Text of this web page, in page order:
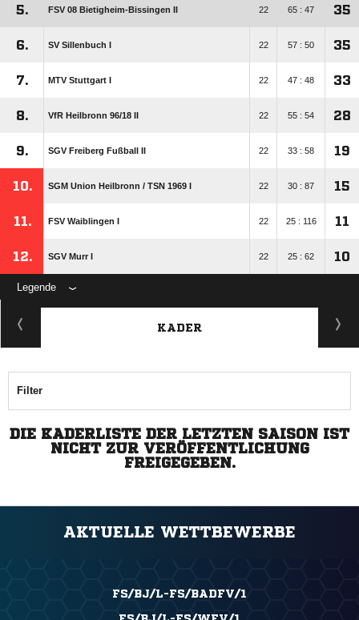
5. FSV 08 Bietigheim-Bissingen II 22 65 : 47 35
6. SV Sillenbuch I 22 57 : 50 35
7. MTV Stuttgart I 22 47 : 48 33
8. VfR Heilbronn 96/​18 II 22 55 : 54 28
9. SGV Freiberg Fußball II 22 33 : 58 19
10. SGM Union Heilbronn /​ TSN 1969 I 22 30 : 87 15
11. FSV Waiblingen I 22 25 : 116 11
12. SGV Murr I 22 25 : 62 10
Legende
KADER
Filter
DIE KADERLISTE DER LETZTEN SAISON IST
NICHT ZUR VERÖFFENTLICHUNG
FREIGEGEBEN.
AKTUELLE WETTBEWERBE
FS/BJ/L-FS/BADFV/1